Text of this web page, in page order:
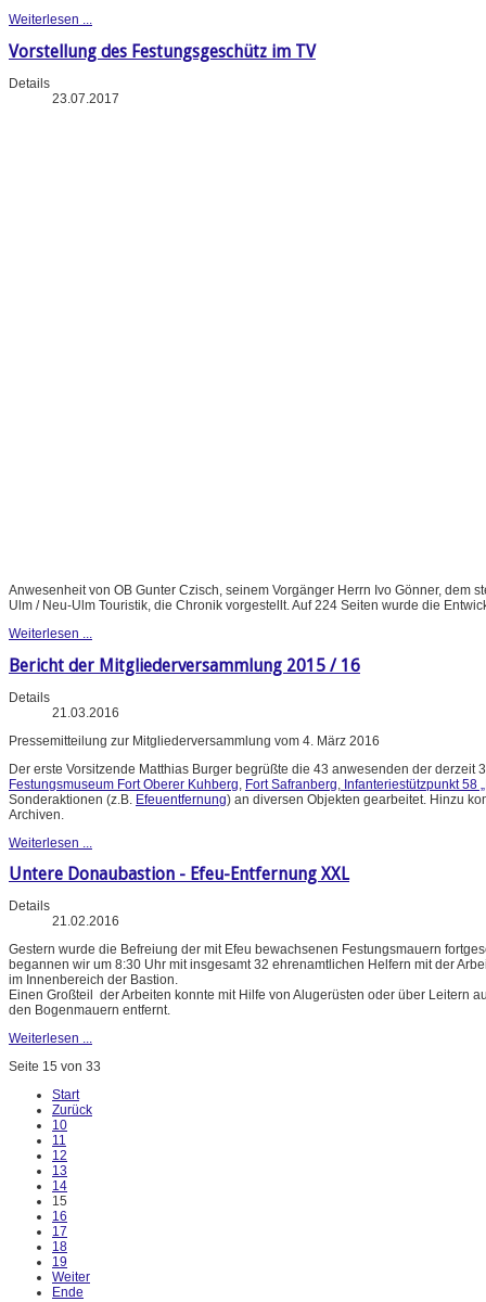
Weiterlesen ...
Vorstellung des Festungsgeschütz im TV
Details
23.07.2017
Anwesenheit von OB Gunter Czisch, seinem Vorgänger Herrn Ivo Gönner, dem
Ulm / Neu-Ulm Touristik, die Chronik vorgestellt. Auf 224 Seiten wurde die
Weiterlesen ...
Bericht der Mitgliederversammlung 2015 / 16
Details
21.03.2016
Pressemitteilung zur Mitgliederversammlung vom 4. März 2016
Der erste Vorsitzende Matthias Burger begrüßte die 43 anwesenden der
Festungsmuseum Fort Oberer Kuhberg Fort Safranberg Infanteriestützpunkt 58
Sonderaktionen (z.B. Efeuentfernung) an diversen Objekten gearbeitet. Hinzu
Archiven.
Weiterlesen ...
Untere Donaubastion - Efeu-Entfernung XXL
Details
21.02.2016
Gestern wurde die Befreiung der mit Efeu bewachsenen Festungsmauern
begannen wir um 8:30 Uhr mit insgesamt 32 ehrenamtlichen Helfern mit der
im Innenbereich der Bastion.
Einen Großteil der Arbeiten konnte mit Hilfe von Alugerüsten oder über Leitern
den Bogenmauern entfernt.
Weiterlesen ...
Seite 15 von 33
Start
Zurück
10
11
12
13
14
15
16
17
18
19
Weiter
Ende